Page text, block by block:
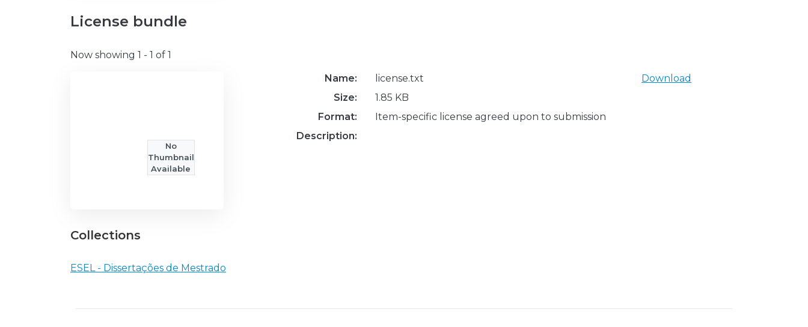
License bundle
Now showing 1 - 1 of 1
No
Thumbnail
Available
Name:
license.txt
Size:
1.85 KB
Format:
Item-specific license agreed upon to submission
Description:
Download
Collections
ESEL - Dissertações de Mestrado